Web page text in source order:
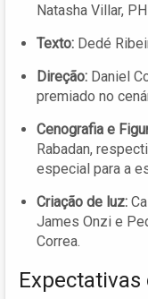
Natasha Villar,
Texto: Dedé
Direção: Daniel
premiado no
Cenografia e
Rabadan,
especial para a
Criação de luz:
James Onzi e
Correa.